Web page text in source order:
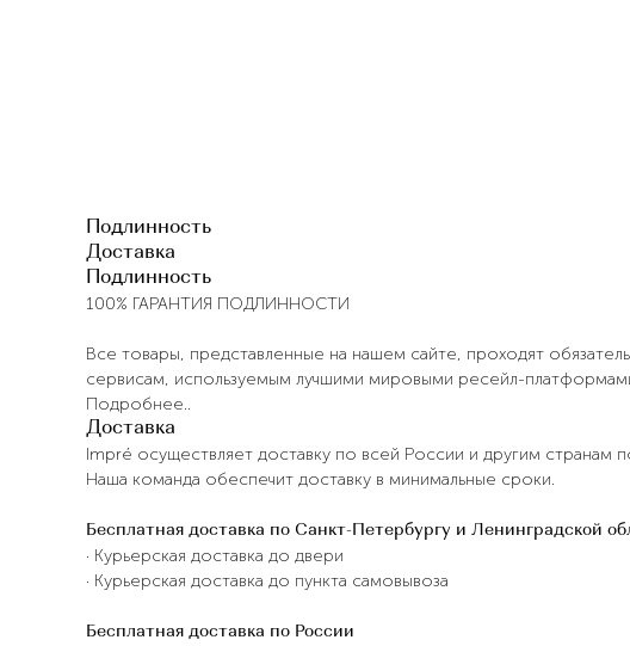
Подлинность
Доставка
Подлинность
100% ГАРАНТИЯ ПОДЛИННОСТИ
Все товары, представленные на нашем сайте, проходят
сервисам, используемым лучшими мировыми ресейл-
Подробнее..
Доставка
Impré осуществляет доставку по всей России и другим странам
Наша команда обеспечит доставку в минимальные сроки.
Бесплатная доставка по Санкт-Петербургу и Ленинградской
· Курьерская доставка до двери
· Курьерская доставка до пункта самовывоза
Бесплатная доставка по России